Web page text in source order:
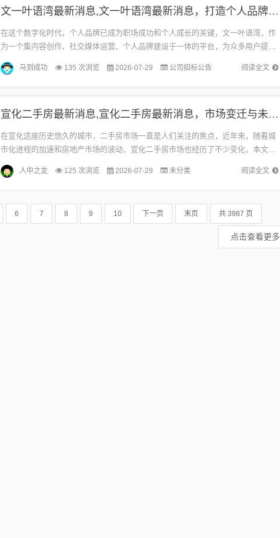
文一叶语湾最新消息,文一叶语湾最新消息，打造个人品牌的全步骤指南
在这个数字化时代，个人品牌已成为职场成功和个人成长的关键，文一叶语湾，作
为一个集内容创作、社交媒体运营、个人品牌建设于一体的平台，为众多用户提供
了宝贵的资源和指导，本文将结合文一叶语湾的最新消息，为初学者和进阶用户
提...
阅读全文
马到成功 135 次浏览 2026-07-29 公司招标公告
宣化二手房最新消息,宣化二手房最新消息，市场变迁与未来展望
在宣化这座历史悠久的城市，二手房市场一直是人们关注的焦点，近年来，随着城
市化进程的加速和房地产市场的波动，宣化二手房市场也经历了不少变化，本文将
详细回顾宣化二手房市场的背景、重要事件、影响及其在特定领域或时代中的地
位...
阅读全文
人中之龙 125 次浏览 2026-07-29 未分类
6 7 8 9 10 下一页 末页 共 3987 页
点击查看更多